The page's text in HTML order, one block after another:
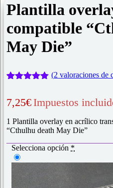
Plantilla
compatible
May Die”
5 en base
valoraciones
de clientes
(2 valoraciones de
7,25€ Impuestos
1 Plantilla overlay en acrílico
“Cthulhu death May Die”
Selecciona opción *